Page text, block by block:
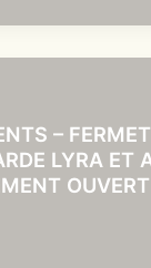
–
LYRA ET